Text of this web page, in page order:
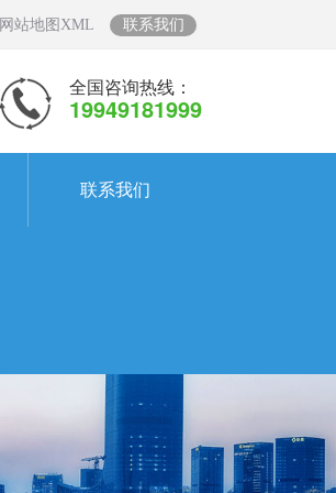
网站地图XML 联系我们
全国咨询热线：
19949181999
联系我们